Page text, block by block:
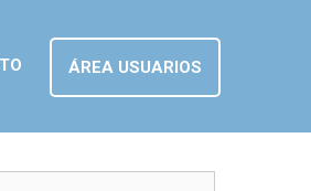
ÁREA USUARIOS